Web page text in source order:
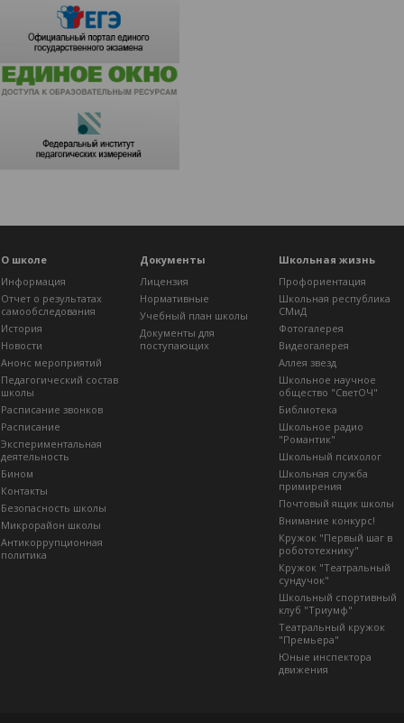
О школе
Информация
Отчет о результатах
самообследования
История
Новости
Анонс мероприятий
Педагогический состав
школы
Расписание звонков
Расписание
Экспериментальная
деятельность
Бином
Контакты
Безопасность школы
Микрорайон школы
Антикоррупционная
политика
Документы
Лицензия
Нормативные
Учебный план школы
Документы для
поступающих
Школьная жизнь
Профориентация
Школьная республика
СМиД
Фотогалерея
Видеогалерея
Аллея звезд
Школьное научное
общество "СветОЧ"
Библиотека
Школьное радио
"Романтик"
Школьный психолог
Школьная служба
примирения
Почтовый ящик школы
Внимание конкурс!
Кружок "Первый шаг в
робототехнику"
Кружок "Театральный
сундучок"
Школьный спортивный
клуб "Триумф"
Театральный кружок
"Премьера"
Юные инспектора
движения